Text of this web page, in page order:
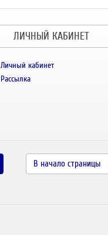
ЛИЧНЫЙ КАБИНЕТ
Личный кабинет
Рассылка
В начало страницы